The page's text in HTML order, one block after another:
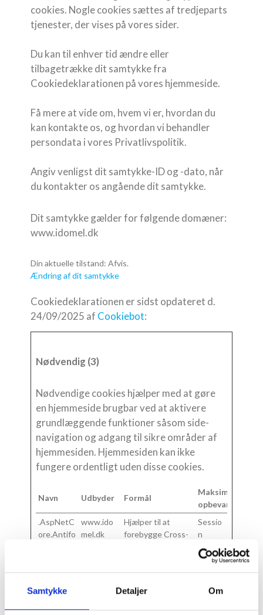
Samtykke Detaljer Om
cookies. Nogle cookies sættes af tredjeparts
tjenester, der vises på vores sider.
Du kan til enhver tid ændre eller
tilbagetrække dit samtykke fra
Cookiedeklarationen på vores hjemmeside.
Få mere at vide om, hvem vi er, hvordan du
kan kontakte os, og hvordan vi behandler
persondata i vores Privatlivspolitik.
Angiv venligst dit samtykke-ID og -dato, når
du kontakter os angående dit samtykke.
Dit samtykke gælder for følgende domæner:
www.idomel.dk
Din aktuelle tilstand: Afvis.
Ændring af dit samtykke
Cookiedeklarationen er sidst opdateret d.
24/09/2025 af Cookiebot:
Nødvendig (3)
Nødvendige cookies hjælper med at gøre
en hjemmeside brugbar ved at aktivere
grundlæggende funktioner såsom side-
navigation og adgang til sikre områder af
hjemmesiden. Hjemmesiden kan ikke
fungere ordentligt uden disse cookies.
Navn Udbyder Formål
Maksimal
opbevaringstid
.AspNetC
ore.Antifo
www.ido
mel.dk
Hjælper til at
forebygge Cross-
angreb.
Sessio
n
1.gif
Bruges til at tælle
Sessio